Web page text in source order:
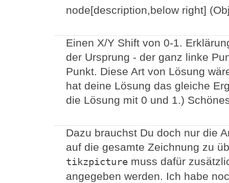
node[description,below right]
Einen X/Y Shift von 0-1.
der Ursprung - der ganz linke
Punkt. Diese Art von Lösung
hat deine Lösung das gleiche
die Lösung mit 0 und 1.)
Dazu brauchst Du doch nur die
auf die gesamte Zeichnung zu
tikzpicture muss dafür
angegeben werden. Ich habe